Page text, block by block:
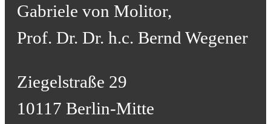
Gabriele von Molitor,
Prof. Dr. Dr. h.c. Bernd Wegener
Ziegelstraße 29
10117 Berlin-Mitte